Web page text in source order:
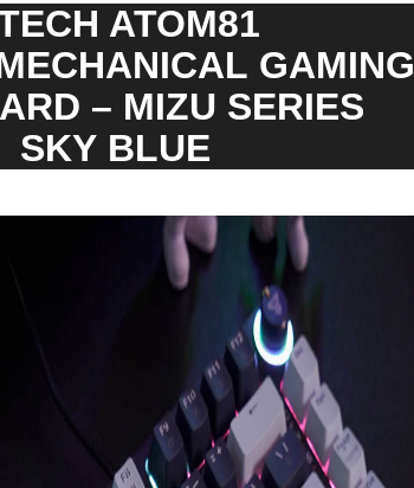
ATOM81
GAMING
– MIZU SERIES
SKY BLUE